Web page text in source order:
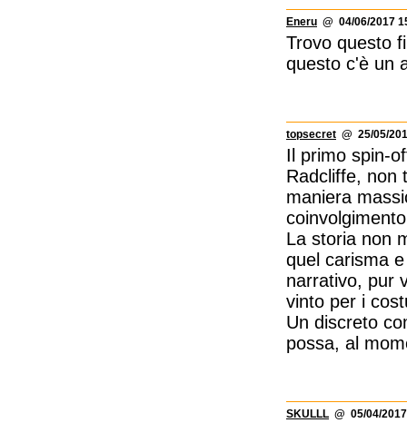
Eneru @ 04/06/2017
Trovo questo
questo c'è un
topsecret @ 25/05/
Il primo spin-
Radcliffe, non
maniera
La storia non
quel carisma
narrativo, pur
vinto per i
Un discreto
possa, al
SKULLL @ 05/04/